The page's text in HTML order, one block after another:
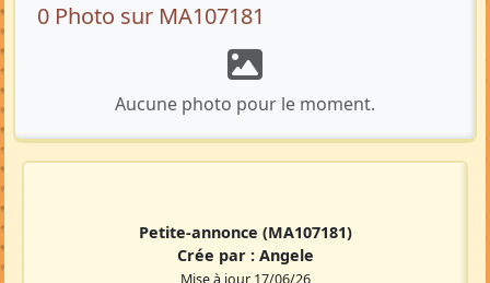
0 Photo sur MA107181
Aucune photo pour le moment.
Petite-annonce (MA107181)
Crée par : Angele